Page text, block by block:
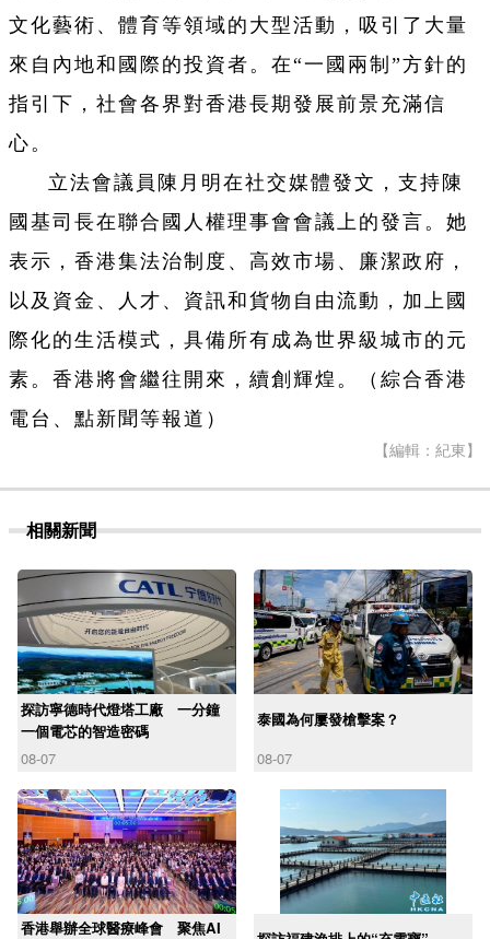
文化藝術、體育等領域的大型活動，吸引了大量
來自內地和國際的投資者。在“一國兩制”方針的
指引下，社會各界對香港長期發展前景充滿信
心。
立法會議員陳月明在社交媒體發文，支持陳
國基司長在聯合國人權理事會會議上的發言。她
表示，香港集法治制度、高效市場、廉潔政府，
以及資金、人才、資訊和貨物自由流動，加上國
際化的生活模式，具備所有成為世界級城市的元
素。香港將會繼往開來，續創輝煌。（綜合香港
電台、點新聞等報道）
【編輯：紀東】
相關新聞
探訪寧德時代燈塔工廠 一分鐘
一個電芯的智造密碼
08-07
泰國為何屢發槍擊案？
08-07
香港舉辦全球醫療峰會 聚焦AI